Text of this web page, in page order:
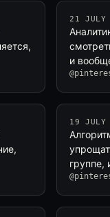
21 JULY
и
19 JULY
группе,